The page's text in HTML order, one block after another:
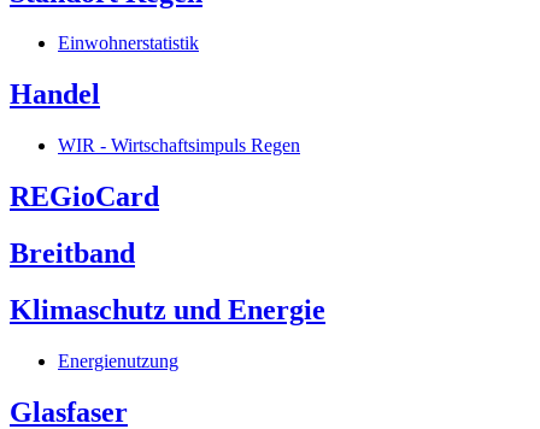
Einwohnerstatistik
Handel
WIR - Wirtschaftsimpuls Regen
REGioCard
Breitband
Klimaschutz und Energie
Energienutzung
Glasfaser